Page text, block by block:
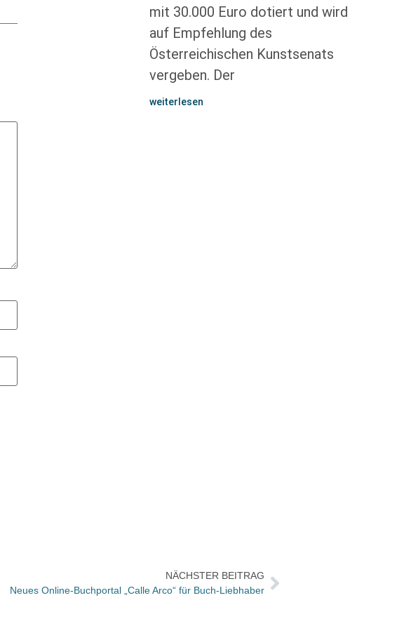
mit 30.000 Euro dotiert und wird
auf Empfehlung des
Österreichischen Kunstsenats
vergeben. Der
weiterlesen
NÄCHSTER BEITRAG
Neues Online-Buchportal „Calle Arco“ für Buch-Liebhaber